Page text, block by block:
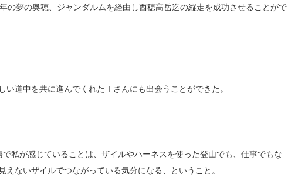
の夢の奥穂、 ジャンダルムを経由し西穂高岳迄の縦走を成功させることがで
い道中を共に進んでくれたＩさんにも出会うことができた。
私が感じていることは、 ザイルやハーネスを使った登山でも、仕事でもな
見えないザイルでつながっている気分になる、ということ。